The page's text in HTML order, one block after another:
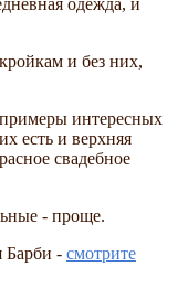
одежда, и
и без них,
интересных
есть и верхняя
свадебное
- проще.
Барби - смотрите